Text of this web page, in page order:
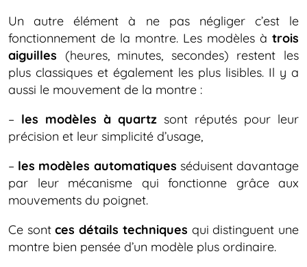
Un autre élément à ne pas négliger c’est le
fonctionnement de la montre. Les modèles à trois
aiguilles (heures, minutes, secondes) restent les
plus classiques et également les plus lisibles. Il y a
aussi le mouvement de la montre :
– les modèles à quartz sont réputés pour leur
précision et leur simplicité d’usage,
– les modèles automatiques séduisent davantage
par leur mécanisme qui fonctionne grâce aux
mouvements du poignet.
Ce sontces détails techniques qui distinguent une
montre bien pensée d’un modèle plus ordinaire.